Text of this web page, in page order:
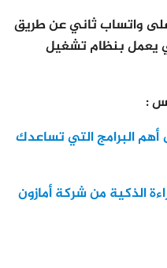
واتساب ثاني عن طريق
يعمل بنظام تشغيل
:
البرامج التي تساعدك
الذكية من شركة أمازون